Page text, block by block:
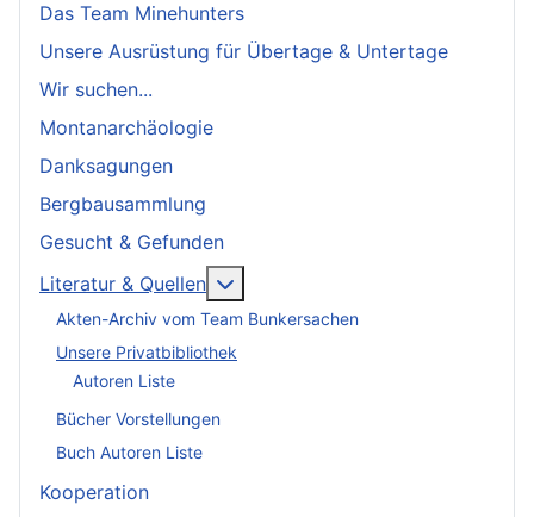
Das Team Minehunters
Unsere Ausrüstung für Übertage & Untertage
Wir suchen...
Montanarchäologie
Danksagungen
Bergbausammlung
Gesucht & Gefunden
Literatur & Quellen
Akten-Archiv vom Team Bunkersachen
Unsere Privatbibliothek
Autoren Liste
Bücher Vorstellungen
Buch Autoren Liste
Kooperation